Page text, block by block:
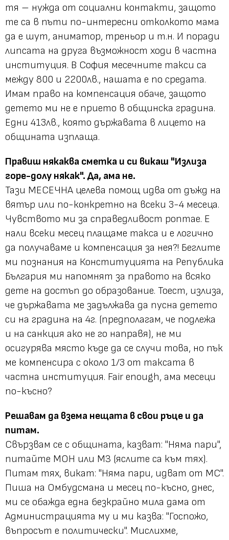
тя – нужда от социални контакти, защото
те са в пъти по-интересни отколкото мама
да е шут, аниматор, треньор и т.н. И поради
липсата на друга възможност ходи в частна
институция. В София месечните такси са
между 800 и 2200лв., нашата е по средата.
Имам право на компенсация обаче, защото
детето ми не е прието в общинска градина.
Едни 413лв., която държавата в лицето на
общината изплаща.
Правиш някаква сметка и си викаш "Излиза
горе-долу някак". Да, ама не.
Тази МЕСЕЧНА целева помощ идва от дъжд на
вятър или по-конкретно на всеки 3-4 месеца.
Чувството ми за справедливост роптае. Е
нали всеки месец плащаме такса и е логично
да получаваме и компенсация за нея?! Беглите
ми познания на Конституцията на Република
България ми напомнят за правото на всяко
дете на достъп до образование. Тоест, излиза,
че държавата ме задължава да пусна детето
си на градина на 4г. (предполагам, че подлежа
и на санкция ако не го направя), не ми
осигурява място къде да се случи това, но пък
ме компенсира с около 1/3 от таксата в
частна институция. Fair enough, ама месеци
по-късно?
Решавам да взема нещата в свои ръце и да
питам.
Свързвам се с общината, казват: "Няма пари",
питайте МОН или МЗ (яслите са към тях).
Питам тях, викат: "Няма пари, идват от МС".
Пиша на Омбудсмана и месец по-късно, днес,
ми се обажда една безкрайно мила дама от
Администрацията му и ми казва: "Госпожо,
въпросът е политически". Мислихме,